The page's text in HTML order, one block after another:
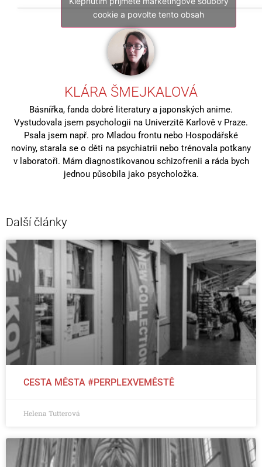
cookie a povolte tento obsah
KLÁRA ŠMEJKALOVÁ
Básnířka, fanda dobré literatury a japonských anime.
Vystudovala jsem psychologii na Univerzitě Karlově v Praze.
Psala jsem např. pro Mladou frontu nebo Hospodářské
noviny, starala se o děti na psychiatrii nebo trénovala potkany
v laboratoři. Mám diagnostikovanou schizofrenii a ráda bych
jednou působila jako psycholožka.
Další články
CESTA MĚSTA #PERPLEXVEMĚSTĚ
Helena Tutterová